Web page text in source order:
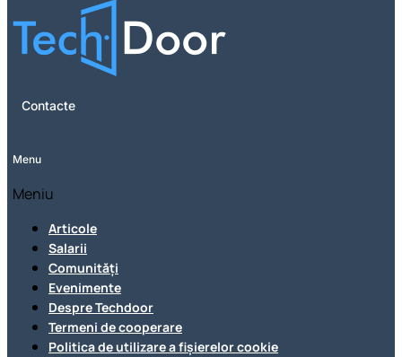
Contacte
Menu
Meniu
Articole
Salarii
Comunități
Evenimente
Despre Techdoor
Termeni de cooperare
Politica de utilizare a fișierelor cookie